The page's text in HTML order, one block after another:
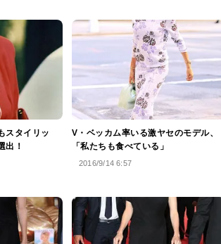
スタイリッ
出！
V・ベッカム率いる激ヤセのモデル、
「私たちも食べている」
2016/9/14 6:57